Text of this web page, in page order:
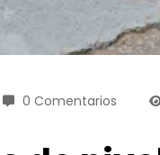
0 Comentarios